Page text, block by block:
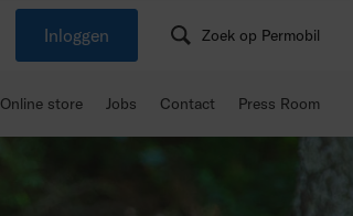
Inloggen Zoek op Permobil
Online store Jobs Contact Press Room